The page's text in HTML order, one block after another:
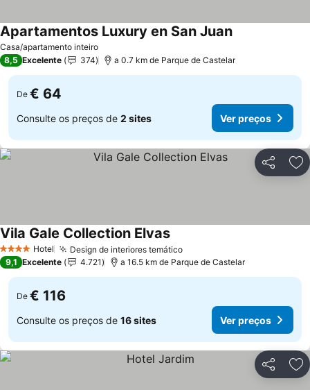
Casa/apartamento inteiro
Apartamentos Luxury en San Juan
8,5 Excelente 374 a 0.7 km de Parque de Castelar
De € 64
Consulte os preços de 2 sites Ver preços
Partilhar
4 EstrelasHotel Design de interiores temático
Vila Gale Collection Elvas
9,1 Excelente 4.721 a 16.5 km de Parque de Castelar
De € 116
Consulte os preços de 16 sites Ver preços
Partilhar